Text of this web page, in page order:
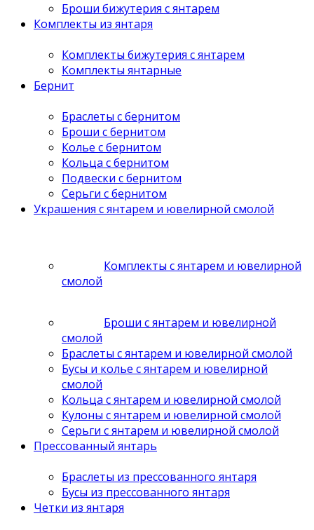
Броши бижутерия с янтарем
Комплекты из янтаря
Комплекты бижутерия с янтарем
Комплекты янтарные
Бернит
Браслеты с бернитом
Броши с бернитом
Колье с бернитом
Кольца с бернитом
Подвески с бернитом
Серьги с бернитом
Украшения с янтарем и ювелирной смолой
Комплекты с янтарем и ювелирной
смолой
Броши с янтарем и ювелирной
смолой
Браслеты с янтарем и ювелирной смолой
Бусы и колье с янтарем и ювелирной
смолой
Кольца с янтарем и ювелирной смолой
Кулоны с янтарем и ювелирной смолой
Серьги с янтарем и ювелирной смолой
Прессованный янтарь
Браслеты из прессованного янтаря
Бусы из прессованного янтаря
Четки из янтаря